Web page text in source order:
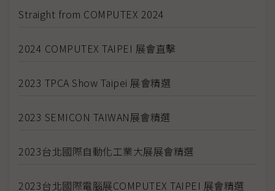
Straight from COMPUTEX 2024
2024 COMPUTEX TAIPEI 展會直擊
2023 TPCA Show Taipei 展會精選
2023 SEMICON TAIWAN展會精選
2023台北國際自動化工業大展展會精選
2023台北國際電腦展COMPUTEX TAIPEI 展會精選